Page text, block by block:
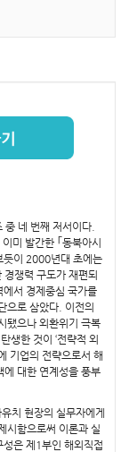
네 번째 저서이다.
미 발간한 ｢동북아시
듯이 2000년대 초에는
쟁력 구도가 재편되
서 경제중심 국가를
으로 삼았다. 이전의
됐으나 외환위기 극복
생한 것이 ‘전략적 외
기업의 전략으로서 해
에 대한 연계성을 풍부
치 현장의 실무자에게
시함으로써 이론과 실
은 제1부인 해외직접